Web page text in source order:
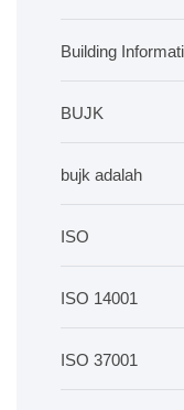
Building
BUJK
bujk adalah
ISO
ISO 14001
ISO 37001